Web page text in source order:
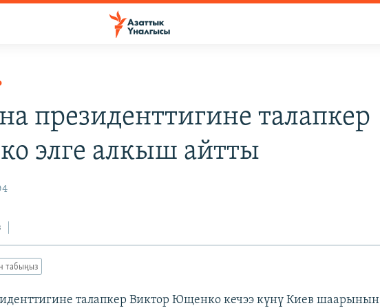
президенттигине талапкер
элге алкыш айтты
табыңыз
талапкер Виктор Ющенко кечээ күнү Киев шаарынын